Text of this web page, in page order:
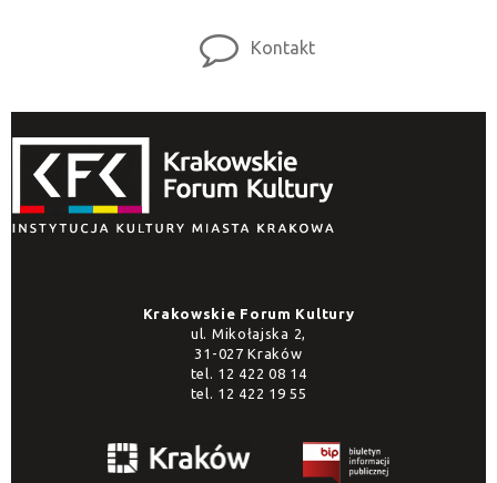
Kontakt
Krakowskie Forum Kultury
ul. Mikołajska 2,
31-027 Kraków
tel. 12 422 08 14
tel. 12 422 19 55